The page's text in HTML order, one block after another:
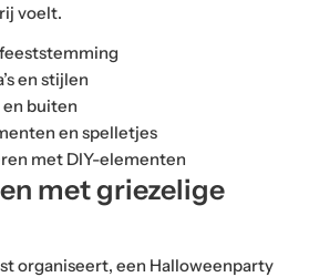
voelt.
en stijlen
buiten
en spelletjes
met DIY-elementen
met griezelige
organiseert, een Halloweenparty